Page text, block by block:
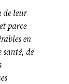
de leur
parce
en
santé, de